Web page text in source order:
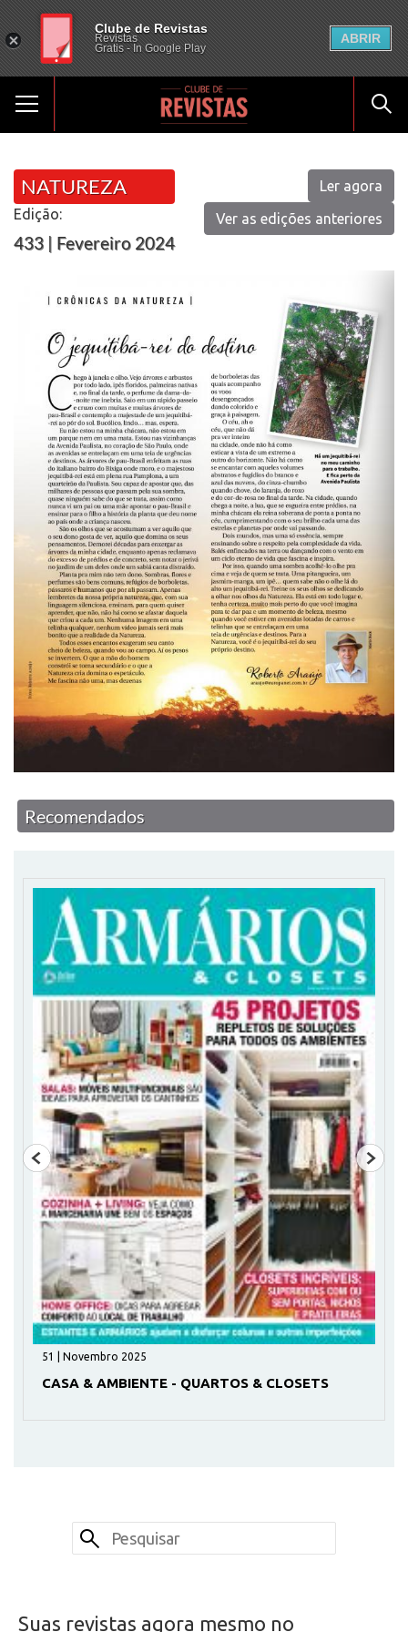
NATUREZA
Edição:
433 | Fevereiro 2024
Ler agora
Ver as edições anteriores
Recomendados
51 | Novembro 2025
CASA & AMBIENTE - QUARTOS & CLOSETS
Suas revistas agora mesmo no
Clube de Revistas
Revistas
Gratis - In Google Play
ABRIR